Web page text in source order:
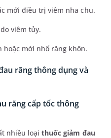
mới điều trị viêm nha chu.
viêm tủy.
mới nhổ răng khôn.
răng thông dụng và
răng cấp tốc thông
nhiều loạithuốc giảm đau